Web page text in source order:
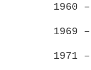
1960 –
1969 –
1971 –